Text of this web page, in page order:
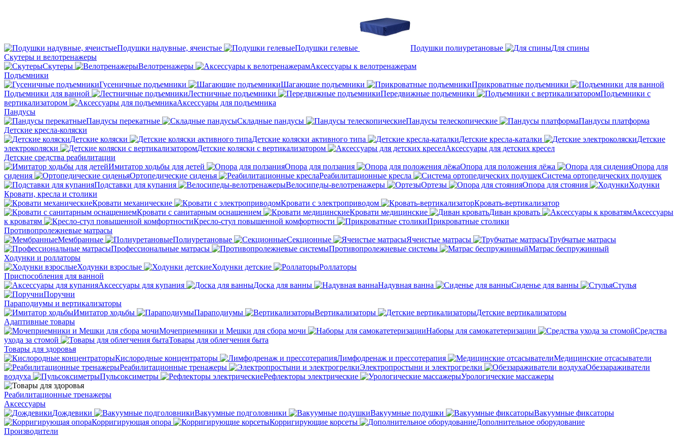
Подушки надувные, ячеистые Подушки гелевые Подушки полиуретановые
Для спины
Скутеры и велотренажеры
Скутеры
Велотренажеры
Аксессуары к велотренажерам
Подъемники
Гусеничные подъемники
Шагающие подъемники
Прикроватные подъемники
Подъемники для ванной
Лестничные подъемники Передвижные подъемники
Подъемники с
вертикализатором
Аксессуары для подъемника
Пандусы
Пандусы перекатные
Складные пандусы Пандусы телескопические
Пандусы платформа
Детские кресла-коляски
Детские коляски
Детские коляски активного типа Детские кресла-каталки
Детские
электроколяски
Детские коляски с вертикализатором
Аксессуары для детских кресел
Детские средства реабилитации
Имитатор ходьбы для детей
Опора для ползания Опора для положения лёжа
Опора для
сидения
Ортопедические сиденья Реабилитационные кресла
Система ортопедических подушек
Подставки для купания
Велосипеды-велотренажеры Ортезы Опора для стояния
Ходунки
Кровати, кресла и столики
Кровати механические
Кровати с электроприводом
Кровать-вертикализатор
Кровати с санитарным оснащением
Кровати медицинские Диван кровать
Аксессуары
к кроватям
Кресло-стул повышенной комфортности
Прикроватные столики
Противопролежневые матрасы
Мембранные
Полиуретановые Секционные Ячеистые матрасы
Трубчатые матрасы
Профессиональные матрасы
Противопролежневые системы
Матрас беспружинный
Ходунки и роллаторы
Ходунки взрослые
Ходунки детские
Роллаторы
Приспособления для ванной
Аксессуары для купания
Доска для ванны Надувная ванна Сиденье для ванны
Стулья
Поручни
Параподиумы и вертикализаторы
Имитатор ходьбы
Параподиумы Вертикализаторы
Детские вертикализаторы
Адаптивные товары
Мочеприемники и Мешки для сбора мочи
Наборы для самокатетеризации
Средства
ухода за стомой
Товары для облегчения быта
Товары для здоровья
Кислородные концентраторы
Лимфодренаж и прессотерапия
Медицинские отсасыватели
Реабилитационные тренажеры
Электропростыни и электрогрелки
Обеззараживатели
воздуха
Пульсоксиметры Рефлекторы электрические Урологические массажеры
Реабилитационные тренажеры
Аксессуары
Дождевики
Вакуумные подголовники Вакуумные подушки
Вакуумные фиксаторы
Корригирующая опора
Корригирующие корсеты
Дополнительное оборудование
Производители